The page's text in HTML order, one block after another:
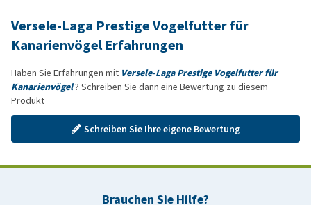
Versele-Laga Prestige Vogelfutter für
Kanarienvögel Erfahrungen
Haben Sie Erfahrungen mit Versele-Laga Prestige Vogelfutter für
Kanarienvögel? Schreiben Sie dann eine Bewertung zu diesem
Produkt
Schreiben Sie Ihre eigene Bewertung
Brauchen Sie Hilfe?